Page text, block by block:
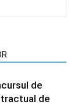
de
de